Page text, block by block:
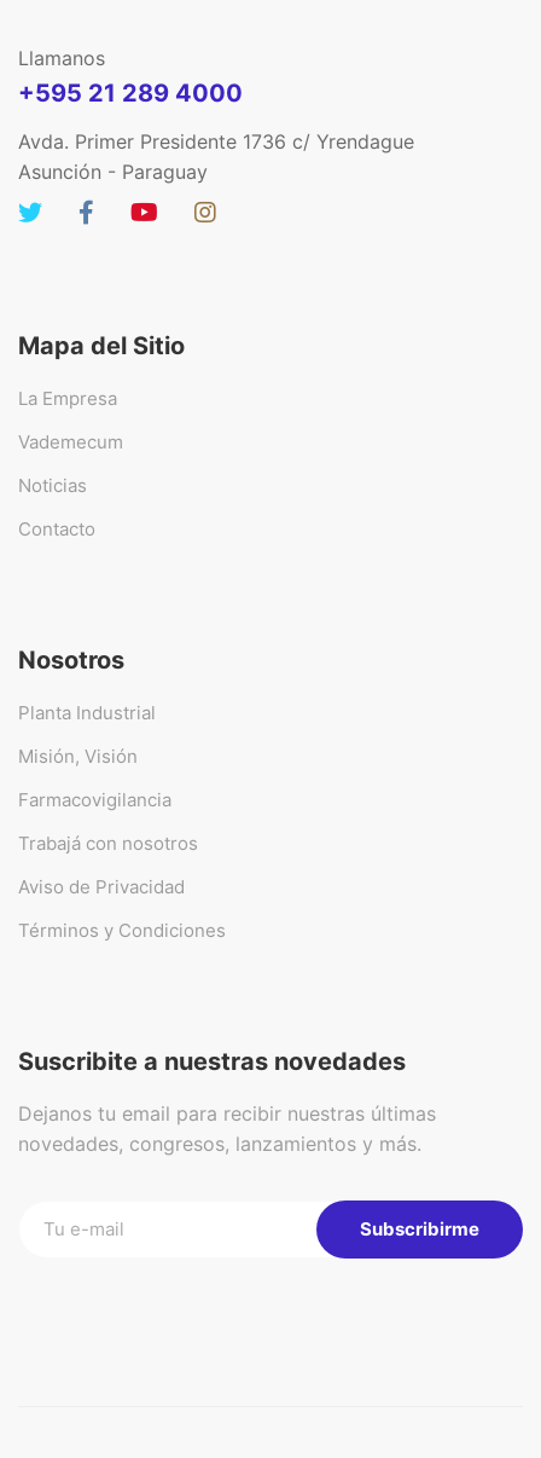
Llamanos
+595 21 289 4000
Avda. Primer Presidente 1736 c/ Yrendague
Asunción - Paraguay
Mapa del Sitio
La Empresa
Vademecum
Noticias
Contacto
Nosotros
Planta Industrial
Misión, Visión
Farmacovigilancia
Trabajá con nosotros
Aviso de Privacidad
Términos y Condiciones
Suscribite a nuestras novedades
Dejanos tu email para recibir nuestras últimas
novedades, congresos, lanzamientos y más.
Subscribirme